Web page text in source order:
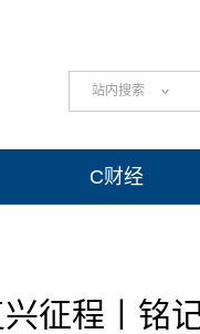
站内搜索
C财经
征程丨铭